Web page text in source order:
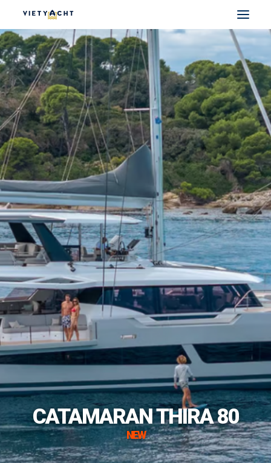
VIETYACHT
JEANNEAU
PRESTIGE
FOUNTAINE PAJOT
MAJESTY
NOMAD
DU THUYỀN ĐIỆN
THUYỀN CÓ SẴN
THUYỀN CŨ CHÍNH HÃNG
SEARCH
CATAMARAN THIRA 80
NEW